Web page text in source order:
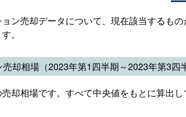
ン売却データについて、現在該当するも
。
却相場（2023年第1四半期～2023年第3四
却相場です。すべて中央値をもとに算出し